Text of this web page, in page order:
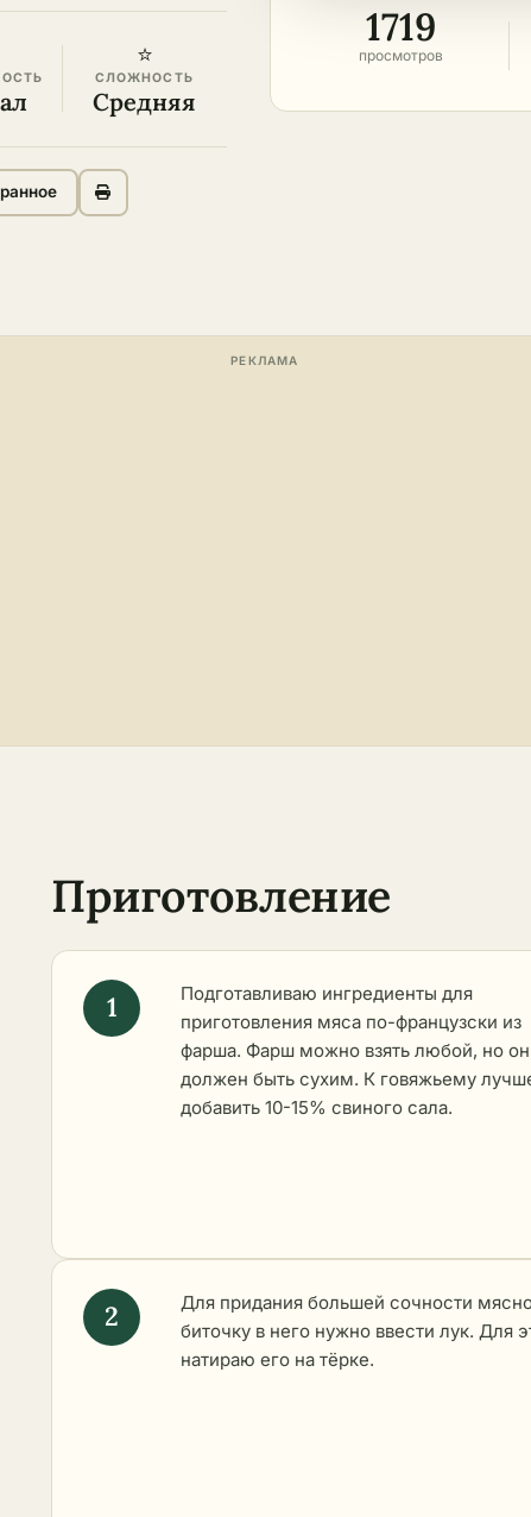
1719
просмотров
⭐
СЛОЖНОСТЬ
Средняя
Приготовление
Подготавливаю ингредиенты для
приготовления мяса по-французски из
фарша. Фарш можно взять любой, но
должен быть сухим. К говяжьему
добавить 10-15% свиного сала.
Для придания большей сочности
биточку в него нужно ввести лук. Для
натираю его на тёрке.